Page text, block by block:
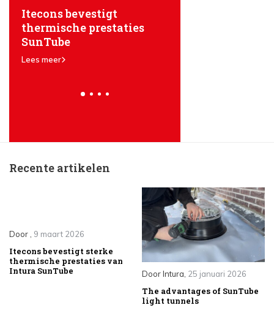
Itecons bevestigt
thermische prestaties
SunTube
Lees meer
Recente artikelen
Door 9 maart 2026
Itecons bevestigt sterke
thermische prestaties van
Intura SunTube
DoorIntura, 25 januari 2026
The advantages of SunTube
light tunnels